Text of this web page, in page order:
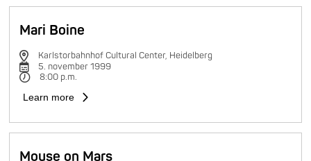
Mari Boine
Karlstorbahnhof Cultural Center, Heidelberg
5. november 1999
8:00 p.m.
Learn more
Mouse on Mars